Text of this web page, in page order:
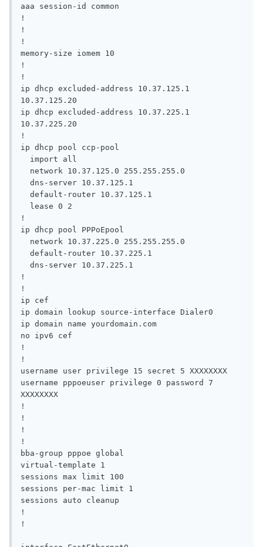
aaa session-id common
!
!
!
memory-size iomem 10
!
!
ip dhcp excluded-address 10.37.125.1
10.37.125.20
ip dhcp excluded-address 10.37.225.1
10.37.225.20
!
ip dhcp pool ccp-pool
!
ip dhcp pool PPPoEpool
!
!
ip cef
ip domain lookup source-interface Dialer0
ip domain name yourdomain.com
no ipv6 cef
!
!
username user privilege 15 secret 5 XXXXXXXX
username pppoeuser privilege 0 password 7
XXXXXXXX
!
!
!
!
bba-group pppoe global
virtual-template 1
sessions max limit 100
sessions per-mac limit 1
sessions auto cleanup
!
!